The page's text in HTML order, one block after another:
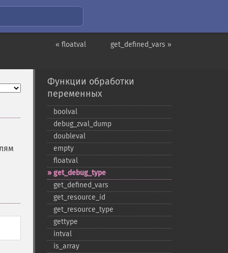
get_defined_vars »
« floatval
Функции обработки
переменных
boolval
debug_​zval_​dump
doubleval
empty
floatval
get_​debug_​type
get_​defined_​vars
get_​resource_​id
get_​resource_​type
gettype
intval
is_​array